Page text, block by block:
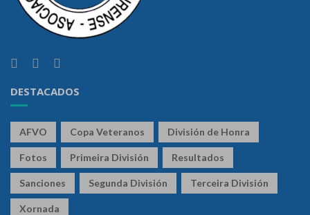
DESTACADOS
AFVO Copa Veteranos División de Honra
Fotos Primeira División Resultados
Sanciones Segunda División Terceira División
Xornada